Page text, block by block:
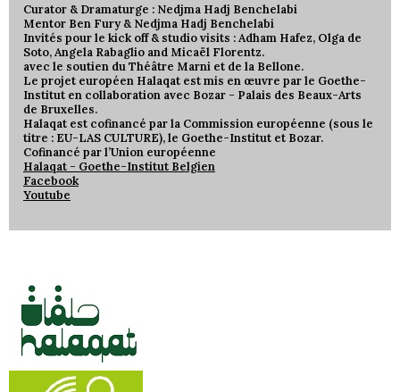
Curator & Dramaturge : Nedjma Hadj Benchelabi
Mentor Ben Fury & Nedjma Hadj Benchelabi
Invités pour le kick off & studio visits : Adham Hafez, Olga de
Soto, Angela Rabaglio and Micaël Florentz.
avec le soutien du Théâtre Marni et de la Bellone.
Le projet européen Halaqat est mis en œuvre par le Goethe-
Institut en collaboration avec Bozar - Palais des Beaux-Arts
de Bruxelles.
Halaqat est cofinancé par la Commission européenne (sous le
titre : EU-LAS CULTURE), le Goethe-Institut et Bozar.
Cofinancé par l’Union européenne
Halaqat - Goethe-Institut Belgien
Facebook
Youtube